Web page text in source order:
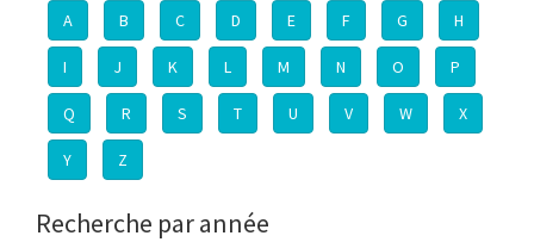
A
B C D E F G H
I J K L M N O P
Q R S T U V W X
Y Z
Recherche par année